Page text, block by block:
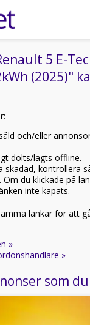
5 E-
(2025)"
och/eller
dolts/lagts offline.
skadad, kontrollera
Om du klickade på
inte kapats.
länkar för att
»
»
som